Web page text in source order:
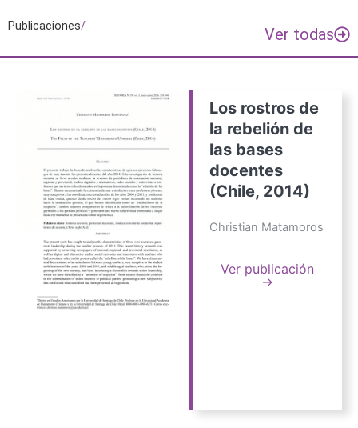
Publicaciones/ Ver todas
Los rostros de
la rebelión de
las bases
docentes
(Chile, 2014)
Christian Matamoros
Ver publicación
→